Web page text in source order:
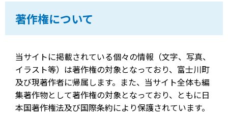
著作権について
当サイトに掲載されている個々の情報（文字、写真、
イラスト等）は著作権の対象となっており、富士川町
及び現著作者に帰属します。また、当サイト全体も編
集著作物として著作権の対象となっており、ともに日
本国著作権法及び国際条約により保護されています。